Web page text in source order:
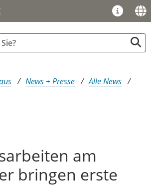
News + Presse
Alle News
am
bringen erste